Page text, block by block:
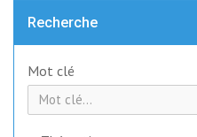
Recherche
Mot clé